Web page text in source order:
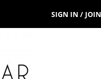
SIGN IN / JOIN